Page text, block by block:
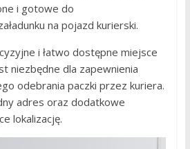
i gotowe do
na pojazd kurierski.
i łatwo dostępne miejsce
niezbędne dla zapewnienia
odebrania paczki przez kuriera.
adres oraz dodatkowe
lokalizację.